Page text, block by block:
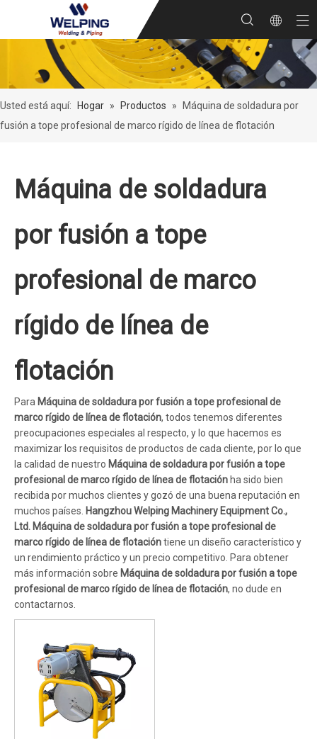
Usted está aquí: Hogar » Productos »
Máquina de soldadura por
fusión a tope profesional de marco rígido de línea de flotación
Máquina de soldadura
por fusión a tope
profesional de marco
rígido de línea de
flotación
Para Máquina de soldadura por fusión a tope profesional de
marco rígido de línea de flotación, todos tenemos diferentes
preocupaciones especiales al respecto, y lo que hacemos es
maximizar los requisitos de productos de cada cliente, por lo que
la calidad de nuestro Máquina de soldadura por fusión a tope
profesional de marco rígido de línea de flotación ha sido bien
recibida por muchos clientes y gozó de una buena reputación en
muchos países. Hangzhou Welping Machinery Equipment Co.,
Ltd. Máquina de soldadura por fusión a tope profesional de
marco rígido de línea de flotacióntiene un diseño característico y
un rendimiento práctico y un precio competitivo. Para obtener
más información sobre Máquina de soldadura por fusión a tope
profesional de marco rígido de línea de flotación, no dude en
contactarnos.